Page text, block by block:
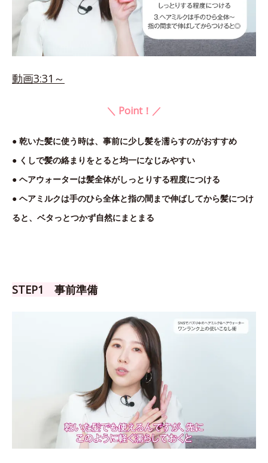
動画3:31～
＼ Point！／
● 乾いた髪に使う時は、事前に少し髪を濡らすのがおすすめ
● くしで髪の絡まりをとると均一になじみやすい
● ヘアウォーターは髪全体がしっとりする程度につける
● ヘアミルクは手のひら全体と指の間まで伸ばしてから髪につけ
ると、ベタっとつかず自然にまとまる
STEP1 事前準備